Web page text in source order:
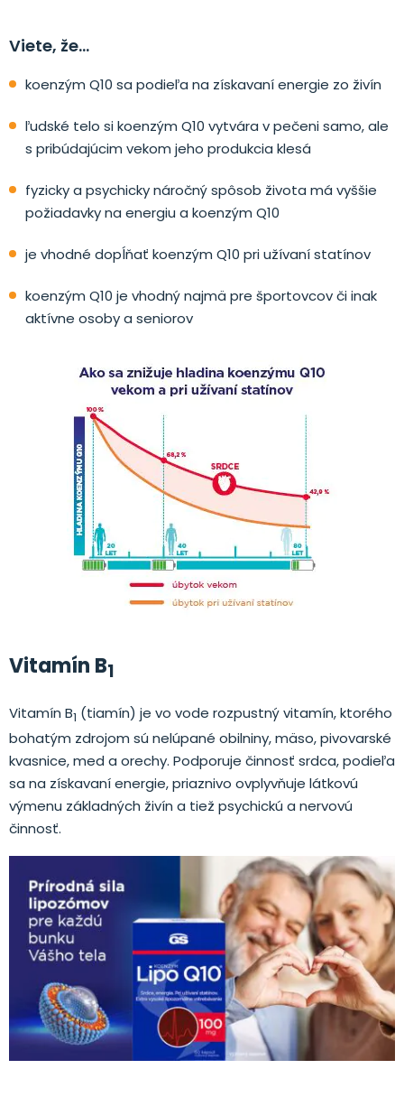
Viete, že…
koenzým Q10 sa podieľa na získavaní energie zo živín
ľudské telo si koenzým Q10 vytvára v pečeni samo, ale
s pribúdajúcim vekom jeho produkcia klesá
fyzicky a psychicky náročný spôsob života má vyššie
požiadavky na energiu a koenzým Q10
je vhodné dopĺňať koenzým Q10 pri užívaní statínov
koenzým Q10 je vhodný najmä pre športovcov či inak
aktívne osoby a seniorov
Vitamín B1
Vitamín B1 (tiamín) je vo vode rozpustný vitamín, ktorého
bohatým zdrojom sú nelúpané obilniny, mäso, pivovarské
kvasnice, med a orechy. Podporuje činnosť srdca, podieľa
sa na získavaní energie, priaznivo ovplyvňuje látkovú
výmenu základných živín a tiež psychickú a nervovú
činnosť.